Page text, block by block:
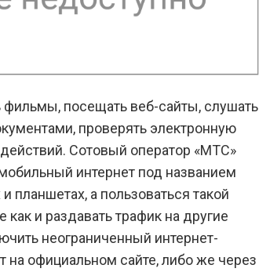
посещать веб-сайты, слушать
проверять электронную
Сотовый оператор «МТС»
интернет под названием
планшетах, а пользоваться такой
как и раздавать трафик на другие
неограниченный интернет-
официальном сайте, либо же через